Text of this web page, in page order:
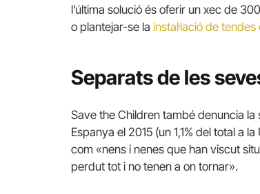
l’última solució és oferir un xec de
o plantejar-se la instal·lació de
Separats de les
Save the Children també denuncia la
Espanya el 2015 (un 1,1% del total a
com «nens i nenes que han viscut
perdut tot i no tenen a on tornar».